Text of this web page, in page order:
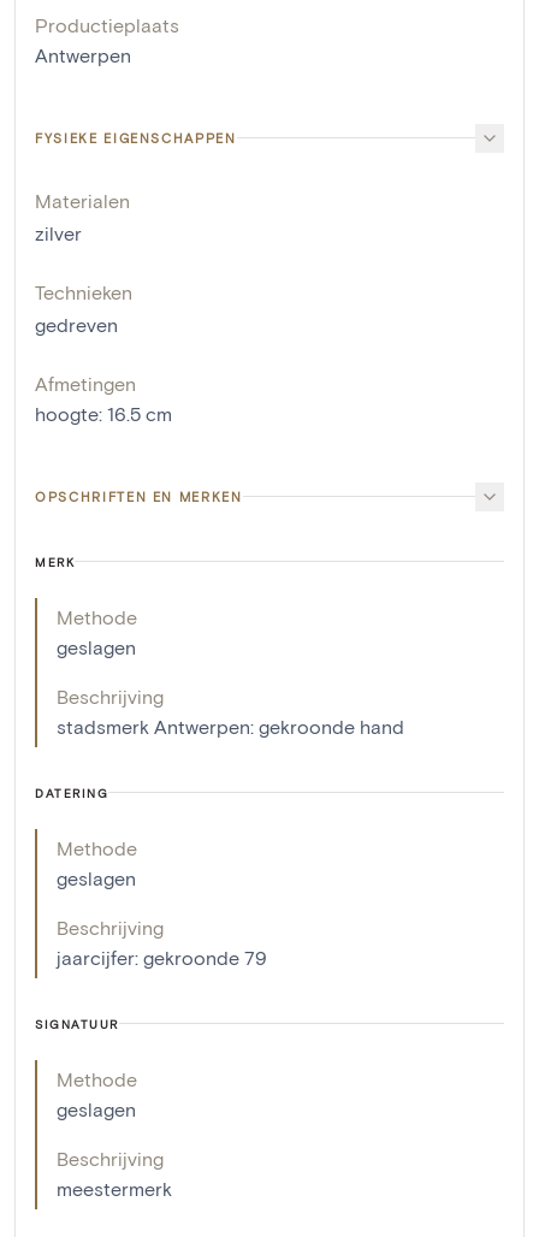
Productieplaats
Antwerpen
FYSIEKE EIGENSCHAPPEN
Materialen
zilver
Technieken
gedreven
Afmetingen
hoogte: 16.5 cm
OPSCHRIFTEN EN MERKEN
MERK
Methode
geslagen
Beschrijving
stadsmerk Antwerpen: gekroonde hand
DATERING
Methode
geslagen
Beschrijving
jaarcijfer: gekroonde 79
SIGNATUUR
Methode
geslagen
Beschrijving
meestermerk